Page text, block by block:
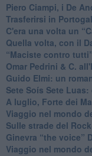
​Piero Ciampi, i De
​Trasferirsi in
​C'era una volta un
Quella volta, con il
​“Maciste contro
​Omar Pedrini & C.
Guido Elmi: un
Sete Soís Sete
​A luglio, Forte dei
Viaggio nel mondo
Sulle strade del
​Ginevra “the voice”
Viaggio nel mondo